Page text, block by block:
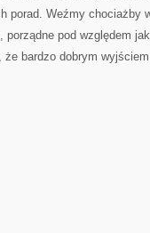
porad. Weźmy chociażby
porządne pod względem
bardzo dobrym